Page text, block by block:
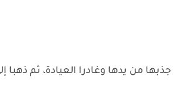
جذبها من يدها وغادرا العيادة، ثم ذهبا